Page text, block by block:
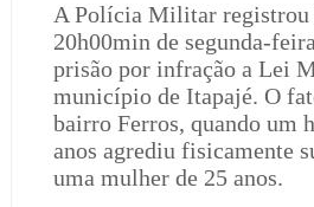
A Polícia Militar registrou
20h00min de segunda-
prisão por infração a Lei
município de Itapajé. O
bairro Ferros, quando um
anos agrediu fisicamente
uma mulher de 25 anos.